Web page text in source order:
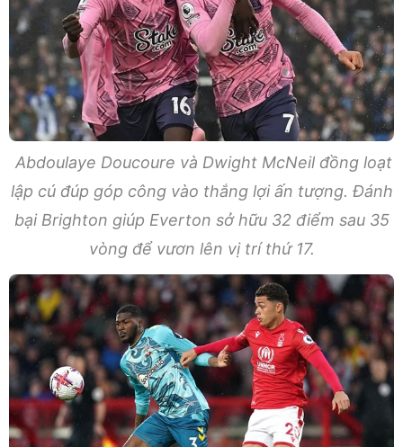
Abdoulaye Doucoure và Dwight McNeil đồng loạt
lập cú đúp góp công vào thắng lợi ấn tượng. Đánh
bại Brighton giúp Everton sở hữu 32 điểm sau 35
vòng để vươn lên vị trí thứ 17.